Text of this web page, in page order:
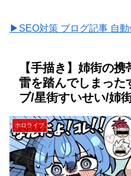
▶SEO対策 ブログ記事 自
【手描き】姉街の
雷を踏んでしまった
ブ/星街すいせい/姉
ホロライブ